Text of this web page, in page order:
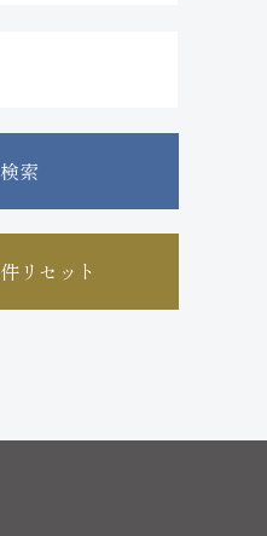
検索
リセット